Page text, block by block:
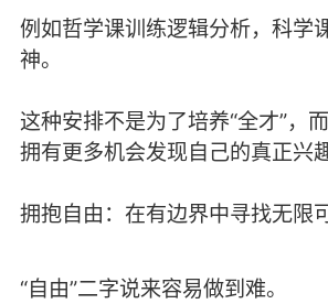
例如哲学课训练逻辑分析，科学
神。
这种安排不是为了培养“全才”，
拥有更多机会发现自己的真正兴
拥抱自由：在有边界中寻找无限
“自由”二字说来容易做到难。